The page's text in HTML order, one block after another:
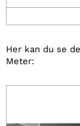
Her kan du se
Meter: